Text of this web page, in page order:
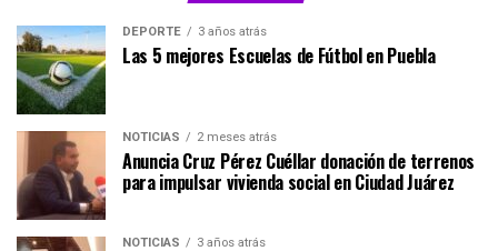
DEPORTE 3 años atrás
Las 5 mejores Escuelas de Fútbol en Puebla
NOTICIAS 2 meses atrás
Anuncia Cruz Pérez Cuéllar donación de terrenos
para impulsar vivienda social en Ciudad Juárez
NOTICIAS 3 años atrás